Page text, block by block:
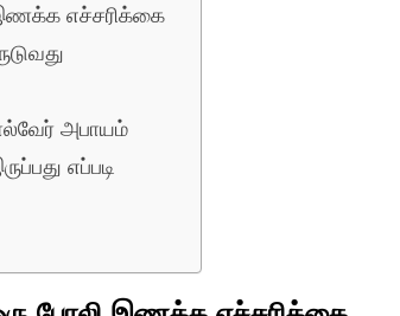
எச்சரிக்கை
அபாயம்
எப்படி